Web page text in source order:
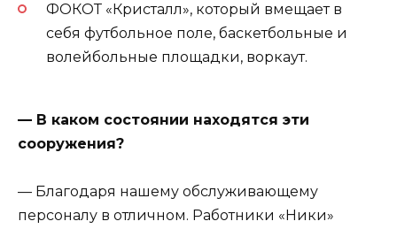
ФОКОТ «Кристалл», который вмещает в
себя футбольное поле, баскетбольные и
волейбольные площадки, воркаут.
— В каком состоянии находятся эти
сооружения?
— Благодаря нашему обслуживающему
персоналу в отличном. Работники «Ники»